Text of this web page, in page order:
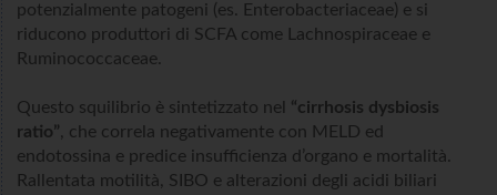
potenzialmente patogeni (es. Enterobacteriaceae) e si
riducono produttori di SCFA come Lachnospiraceae e
Ruminococcaceae.
Questo squilibrio è sintetizzato nel “cirrhosis dysbiosis
ratio”, che correla negativamente con MELD ed
endotossina e predice insufficienza d’organo e mortalità.
Rallentata motilità, SIBO e alterazioni degli acidi biliari